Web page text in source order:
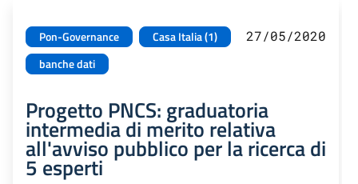
Pon-Governance
Casa Italia (1)
banche dati
27/05/2020
Progetto PNCS: graduatoria
intermedia di merito relativa
all'avviso pubblico per la ricerca di
5 esperti